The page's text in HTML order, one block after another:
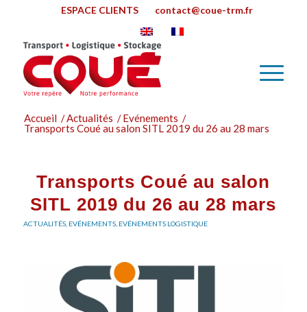
ESPACE CLIENTS contact@coue-trm.fr
Accueil /Actualités / Evénements /
Transports Coué au salon SITL 2019 du 26 au 28 mars
Transports Coué au salon
SITL 2019 du 26 au 28 mars
ACTUALITÉS, EVÉNEMENTS, EVÉNEMENTS LOGISTIQUE